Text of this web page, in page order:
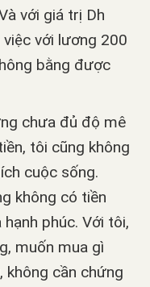
với giá trị Dh
với lương 200
bằng được
chưa đủ độ mê
tôi cũng không
cuộc sống.
không có tiền
hạnh phúc. Với tôi,
muốn mua gì
không cần chứng